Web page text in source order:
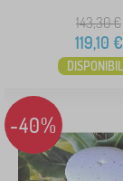
per una
per un
2
senza motivo
Prezzo
143,30€
119,10 €
-40%